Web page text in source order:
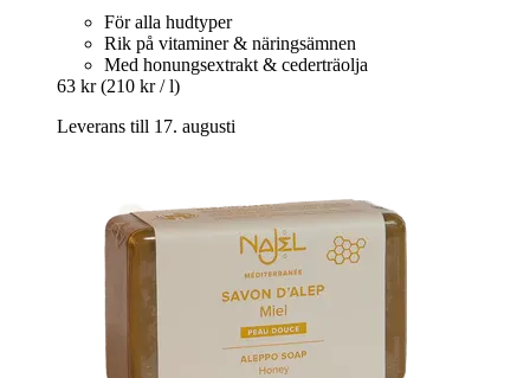
För alla hudtyper
Rik på vitaminer & näringsämnen
Med honungsextrakt & cederträolja
63 kr (210 kr / l)
Leverans till 17. augusti